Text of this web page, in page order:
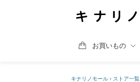
お買いもの
キナリノモール › ストア一覧